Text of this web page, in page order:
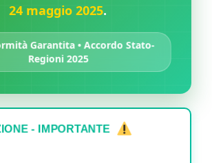
24 maggio 2025.
Garantita • Accordo Stato-
Regioni 2025
- IMPORTANTE